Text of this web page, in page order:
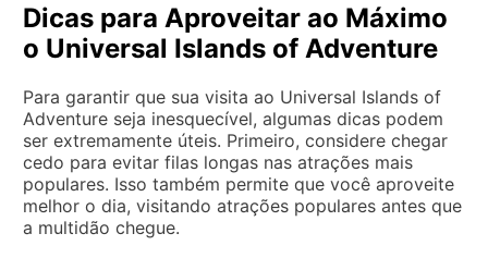
Dicas para Aproveitar ao Máximo
o Universal Islands of Adventure
Para garantir que sua visita ao Universal Islands of
Adventure seja inesquecível, algumas dicas podem
ser extremamente úteis. Primeiro, considere chegar
cedo para evitar filas longas nas atrações mais
populares. Isso também permite que você aproveite
melhor o dia, visitando atrações populares antes que
a multidão chegue.